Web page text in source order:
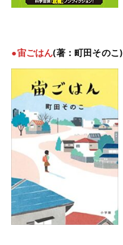
●宙ごはん(著：町田そのこ)